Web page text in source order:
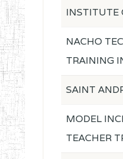
INSTITUTE
NACHO
TRAINING
SAINT
MODEL
TEACHER